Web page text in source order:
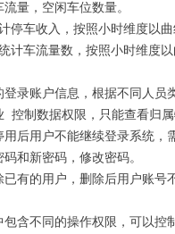
量，空闲车位数量。
停车收入，按照小时维度以曲
计车流量数，按照小时维度以
录账户信息，根据不同人
控制数据权限，只能查看归属
后用户不能继续登录系统，
和新密码，修改密码。
有的用户，删除后用户账号
含不同的操作权限，可以